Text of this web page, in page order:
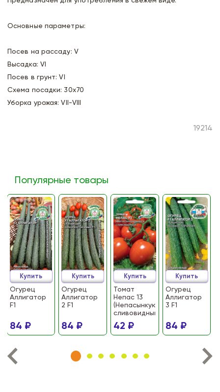
Основные параметры:
Посев на рассаду: V
Высадка: VI
Посев в грунт: VI
Схема посадки: 30х70
Уборка урожая: VII-VIII
19214
Популярные товары
Огурец
Аллигатор
F1
84 ₽
Купить
Огурец
Аллигатор
2 F1
84 ₽
Купить
Томат
Непас 13
(Непасынкующийся
сливовидный)
42 ₽
Купить
Огурец
Аллигатор
3 F1
84 ₽
Купить